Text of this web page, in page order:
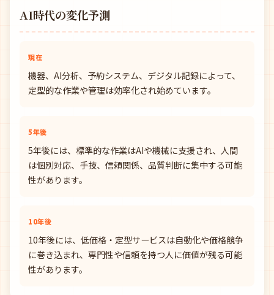
AI時代の変化予測
現在
機器、AI分析、予約システム、デジタル記録によって、
定型的な作業や管理は効率化され始めています。
5年後
5年後には、標準的な作業はAIや機械に支援され、人間
は個別対応、手技、信頼関係、品質判断に集中する可能
性があります。
10年後
10年後には、低価格・定型サービスは自動化や価格競争
に巻き込まれ、専門性や信頼を持つ人に価値が残る可能
性があります。